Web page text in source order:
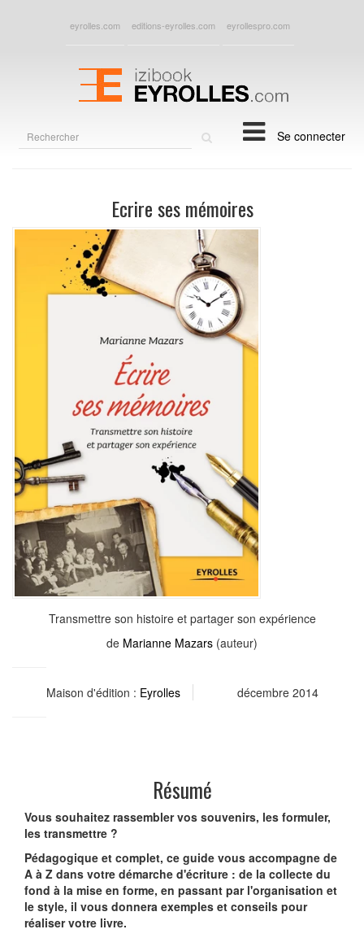
eyrolles.com editions-eyrolles.com eyrollespro.com
Se connecter
Ecrire ses mémoires
Transmettre son histoire et partager son expérience
de Marianne Mazars (auteur)
Maison d'édition : Eyrolles décembre 2014
Résumé
Vous souhaitez rassembler vos souvenirs, les formuler,
les transmettre ?
Pédagogique et complet, ce guide vous accompagne de
A à Z dans votre démarche d'écriture : de la collecte du
fond à la mise en forme, en passant par l'organisation et
le style, il vous donnera exemples et conseils pour
réaliser votre livre.